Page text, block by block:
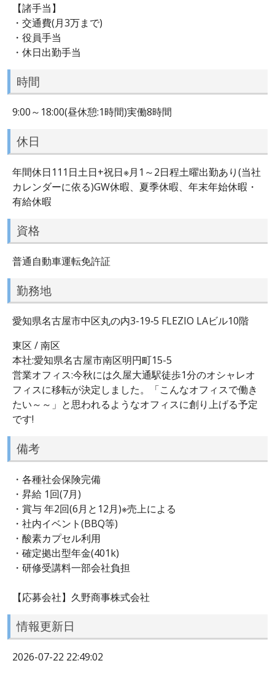
【諸手当】
・交通費(月3万まで)
・役員手当
・休日出勤手当
時間
9:00～18:00(昼休憩:1時間)実働8時間
休日
年間休日111日土日+祝日※月1～2日程土曜出勤あり(当社
カレンダーに依る)GW休暇、夏季休暇、年末年始休暇・
有給休暇
資格
普通自動車運転免許証
勤務地
愛知県名古屋市中区丸の内3-19‐5 FLEZIO LAビル10階
東区 / 南区
本社:愛知県名古屋市南区明円町15-5
営業オフィス:今秋には久屋大通駅徒歩1分のオシャレオ
フィスに移転が決定しました。「こんなオフィスで働き
たい～～」と思われるようなオフィスに創り上げる予定
です!
備考
・各種社会保険完備
・昇給 1回(7月)
・賞与 年2回(6月と12月)※売上による
・社内イベント(BBQ等)
・酸素カプセル利用
・確定拠出型年金(401k)
・研修受講料一部会社負担
【応募会社】久野商事株式会社
情報更新日
2026-07-22 22:49:02